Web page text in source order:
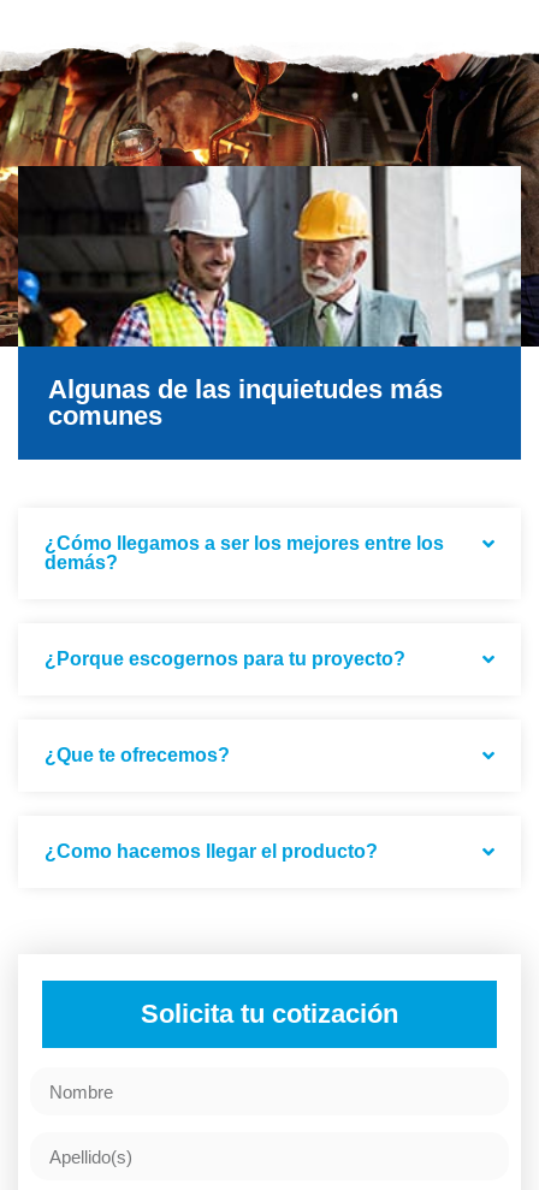
Algunas de las inquietudes más
comunes
¿Cómo llegamos a ser los mejores entre los
demás?
¿Porque escogernos para tu proyecto?
¿Que te ofrecemos?
¿Como hacemos llegar el producto?
Solicita tu cotización